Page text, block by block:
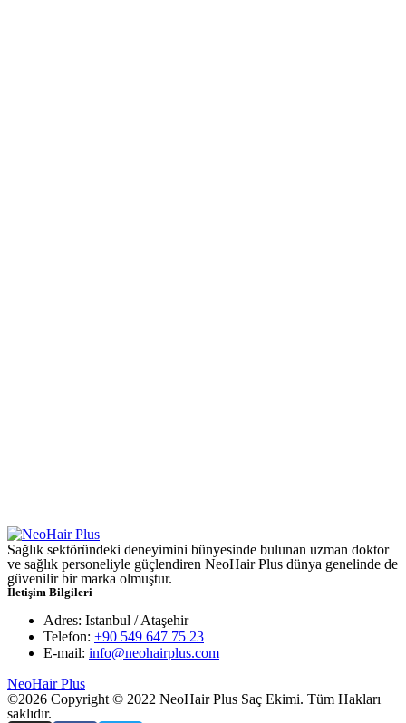
Sağlık sektöründeki deneyimini bünyesinde bulunan uzman doktor
ve sağlık personeliyle güçlendiren NeoHair Plus dünya genelinde de
güvenilir bir marka olmuştur.
İletişim Bilgileri
Adres: Istanbul / Ataşehir
Telefon: +90 549 647 75 23
E-mail: info@neohairplus.com
NeoHair Plus
©2026 Copyright © 2022 NeoHair Plus Saç Ekimi. Tüm Hakları
saklıdır.